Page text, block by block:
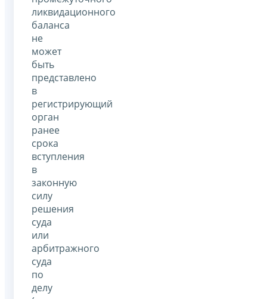
ликвидационного
баланса
не
может
быть
представлено
в
регистрирующий
орган
ранее
срока
вступления
в
законную
силу
решения
суда
или
арбитражного
суда
по
делу